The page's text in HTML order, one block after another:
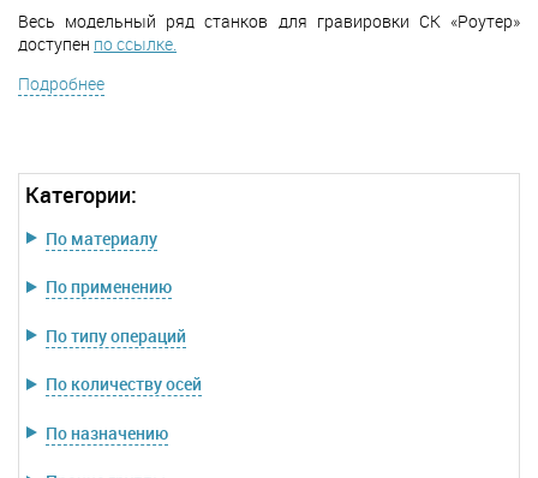
Весь модельный ряд станков для гравировки СК «Роутер»
доступен по ссылке.
Подробнее
Категории:
По материалу
По применению
По типу операций
По количеству осей
По назначению